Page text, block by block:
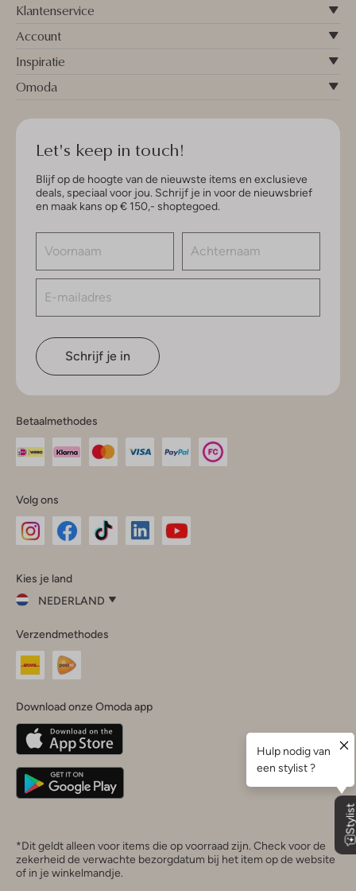
Klantenservice
Account
Inspiratie
Omoda
Let's keep in touch!
Blijf op de hoogte van de nieuwste items en exclusieve
deals, speciaal voor jou. Schrijf je in voor de nieuwsbrief
en maak kans op € 150,- shoptegoed.
Schrijf je in
Betaalmethodes
Volg ons
InstagramFacebook
Kies je land
NEDERLAND
je
land
Nederland
Belgique(Français)
Deutschland
Verzendmethodes
Download onze Omoda app
*Dit geldt alleen voor items die op voorraad zijn. Check voor de
zekerheid de verwachte bezorgdatum bij het item op de website
of in je winkelmandje.